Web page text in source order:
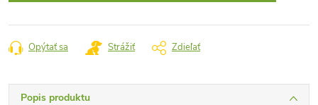
Opýtať sa Strážiť Zdieľať
Popis produktu